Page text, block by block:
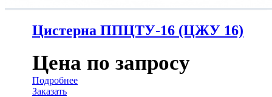
Цистерна ППЦТУ-16 (ЦЖУ 16)
Цена по запросу
Подробнее
Заказать